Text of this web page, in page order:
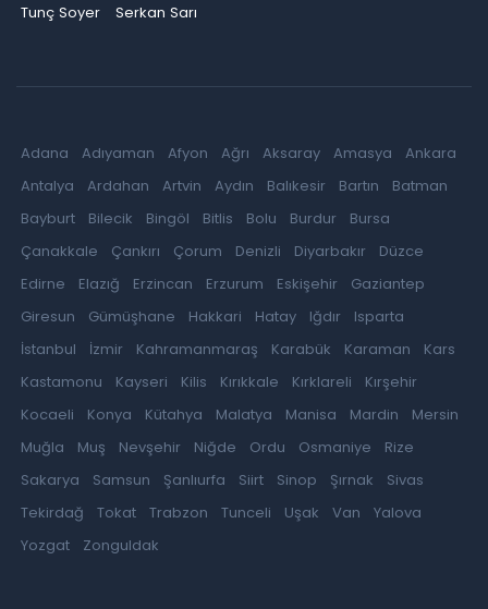
Tunç Soyer
Serkan Sarı
Adana Adıyaman Afyon Ağrı Aksaray Amasya
Ankara
Antalya
Ardahan Artvin Aydın Balıkesir Bartın
Batman
Bayburt
Bilecik Bingöl Bitlis Bolu Burdur
Bursa
Çanakkale
Çankırı Çorum Denizli Diyarbakır
Düzce
Edirne
Elazığ Erzincan Erzurum Eskişehir
Gaziantep
Giresun
Gümüşhane Hakkari Hatay Iğdır
Isparta
İstanbul
İzmir Kahramanmaraş Karabük Karaman
Kars
Kastamonu
Kayseri Kilis Kırıkkale Kırklareli
Kırşehir
Kocaeli
Konya Kütahya Malatya Manisa Mardin
Mersin
Muğla
Muş Nevşehir Niğde Ordu Osmaniye
Rize
Sakarya
Samsun Şanlıurfa Siirt Sinop Şırnak
Sivas
Tekirdağ
Tokat Trabzon Tunceli Uşak Van
Yalova
Yozgat
Zonguldak